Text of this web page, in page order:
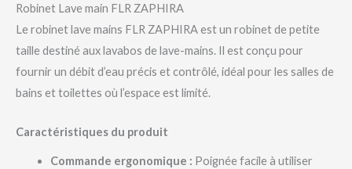
Robinet Lave main FLR ZAPHIRA
Le robinet lave mains FLR ZAPHIRA est un robinet de petite
taille destiné aux lavabos de lave-mains. Il est conçu pour
fournir un débit d’eau précis et contrôlé, idéal pour les salles de
bains et toilettes où l’espace est limité.
Caractéristiques du produit
Commande ergonomique : Poignée facile à utiliser